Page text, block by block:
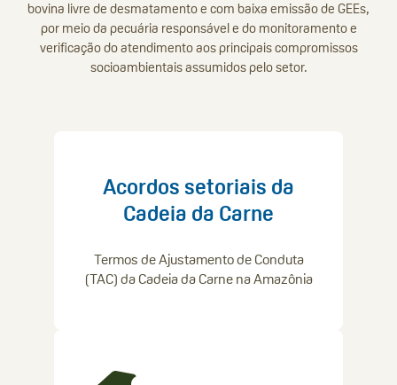
bovina livre de desmatamento e com baixa emissão de GEEs,
por meio da pecuária responsável e do monitoramento e
verificação do atendimento aos principais compromissos
socioambientais assumidos pelo setor.
Acordos setoriais da
Cadeia da Carne
Termos de Ajustamento de Conduta
(TAC) da Cadeia da Carne na Amazônia